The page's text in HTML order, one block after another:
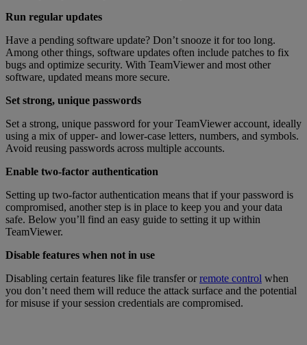
Run regular updates
Have a pending software update? Don’t snooze it for too long.
Among other things, software updates often include patches to fix
bugs and optimize security. With TeamViewer and most other
software, updated means more secure.
Set strong, unique passwords
Set a strong, unique password for your TeamViewer account, ideally
using a mix of upper- and lower-case letters, numbers, and symbols.
Avoid reusing passwords across multiple accounts.
Enable two-factor authentication
Setting up two-factor authentication means that if your password is
compromised, another step is in place to keep you and your data
safe. Below you’ll find an easy guide to setting it up within
TeamViewer.
Disable features when not in use
Disabling certain features like file transfer orremote control when
you don’t need them will reduce the attack surface and the potential
for misuse if your session credentials are compromised.